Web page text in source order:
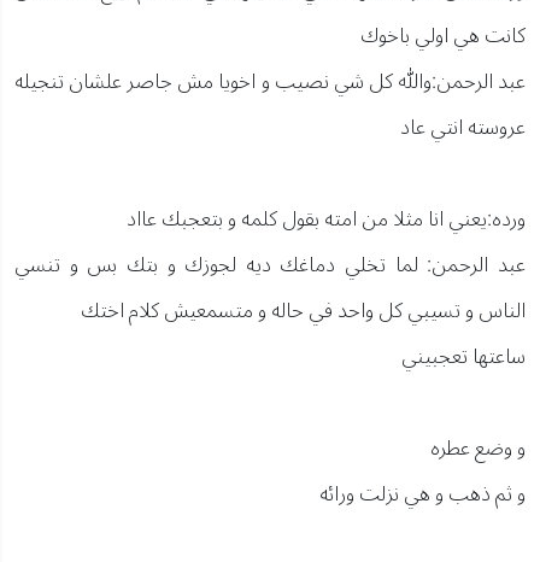
كانت هي اولي باخوك
عبد الرحمن:والله كل شي نصيب و اخويا مش جاصر علشان تنجيله
عروسته انتي عاد
ورده:يعني انا مثلا من امته بقول كلمه و بتعجبك عااد
عبد الرحمن: لما تخلي دماغك ديه لجوزك و بتك بس و تنسي
الناس و تسيبي كل واحد في حاله و متسمعيش كلام اختك
ساعتها تعجبيني
و وضع عطره
و ثم ذهب و هي نزلت ورائه